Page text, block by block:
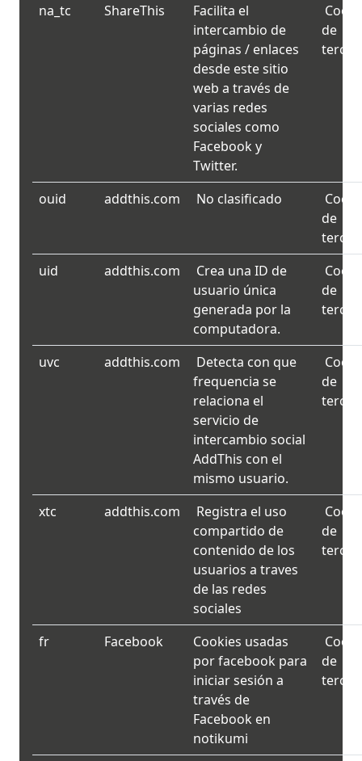
na_tc ShareThis
Facilita el
intercambio de
páginas / enlaces
desde este sitio
web a través de
varias redes
sociales como
Facebook y
Twitter.
de
ouid addthis.com No clasificado
de
uid
addthis.com
Crea una ID de
usuario única
generada por la
computadora.
de
uvc addthis.com
Detecta con que
frequencia se
relaciona el
servicio de
intercambio social
AddThis con el
mismo usuario.
de
xtc addthis.com
Registra el uso
compartido de
contenido de los
usuarios a traves
de las redes
sociales
de
fr Facebook
Cookies usadas
por facebook para
iniciar sesión a
través de
Facebook en
notikumi
de